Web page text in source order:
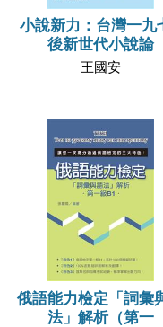
小說新力：台灣一九
後新世代小說論
王國安
俄語能力檢定「詞彙
法」解析（第一